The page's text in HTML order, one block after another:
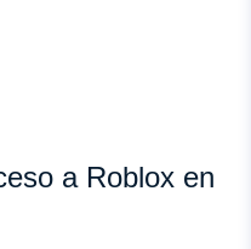
a Roblox en